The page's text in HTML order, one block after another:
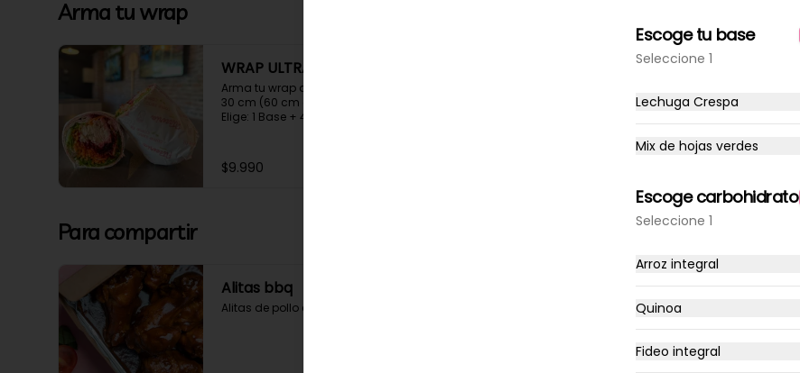
Arma tu wrap
WRAP ULTRA
Arma tu wrap doble tortilla de
30 cm (60 cm de puro sabor)
Elige: 1 Base + 4 vegetales + 1
$9.990
Wrap M
tradicional)  25 cm
Para compartir
Alitas bbq
Alitas de pollo en salsa bbq
BASTONES
Bastones integrales o clásico
Escoge tu base
Seleccione 1
Lechuga Crespa
Mix de hojas verdes
Escoge carbohidrato
Seleccione 1
Arroz integral
Quinoa
Fideo integral